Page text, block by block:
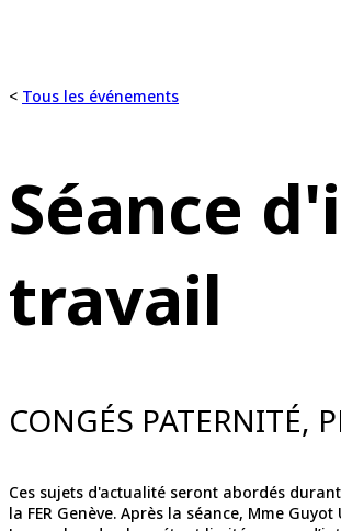
< Tous les événements
Séance
travail
CONGÉS PATERNITÉ,
Ces sujets d'actualité seront abordés
la FER Genève. Après la séance, Mme